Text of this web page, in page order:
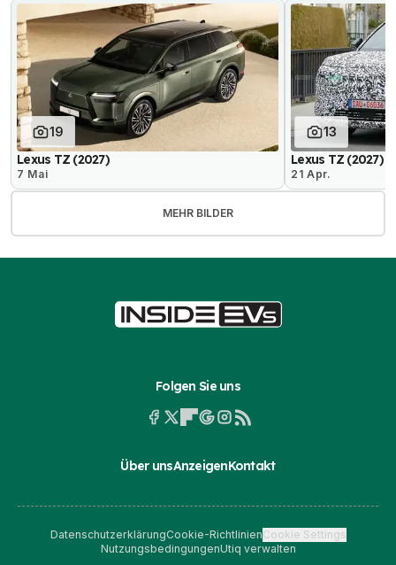
19
Lexus TZ (2027)
7 Mai
13
Lexus TZ (2027)
21 Apr.
MEHR BILDER
Folgen Sie uns
Über unsAnzeigenKontakt
DatenschutzerklärungCookie-RichtlinienCookie Settings
NutzungsbedingungenUtiq verwalten